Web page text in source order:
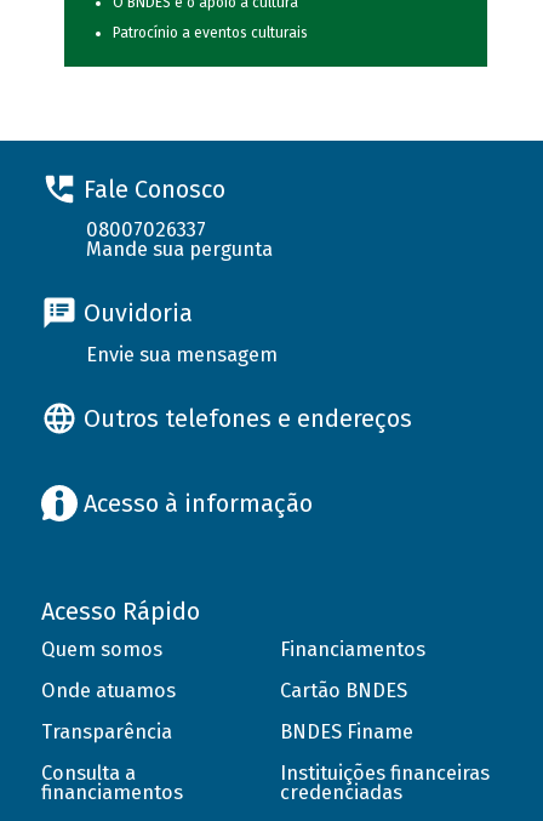
Patrocínio a eventos culturais
Fale Conosco
08007026337
Mande sua pergunta
Ouvidoria
Envie sua mensagem
Outros telefones e endereços
Acesso à informação
Acesso Rápido
Quem somos
Onde atuamos
Transparência
Consulta a
financiamentos
Financiamentos
Cartão BNDES
BNDES Finame
Instituições financeiras
credenciadas